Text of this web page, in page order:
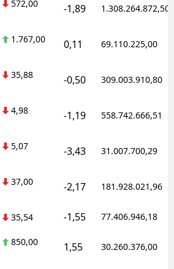
572,00 -1,89 1.308.264.872,50
1.767,00 0,11 69.110.225,00
35,88 -0,50 309.003.910,80
4,98 -1,19 558.742.666,51
5,07 -3,43 31.007.700,29
37,00 -2,17 181.928.021,96
35,54 -1,55 77.406.946,18
850,00 1,55 30.260.376,00